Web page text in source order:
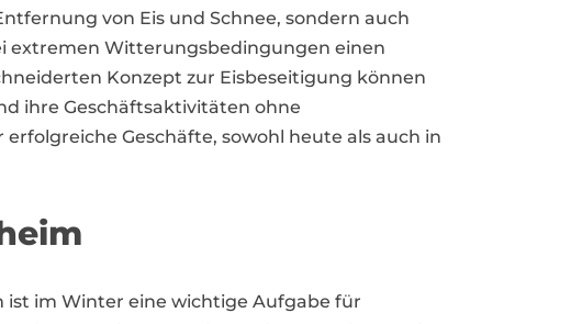
von Eis und Schnee, sondern auch
extremen Witterungsbedingungen einen
Konzept zur Eisbeseitigung können
ihre Geschäftsaktivitäten ohne
Geschäfte, sowohl heute als auch in
ist im Winter eine wichtige Aufgabe für